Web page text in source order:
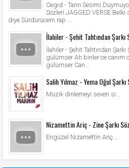
Cegıd - Tanrı Sesimi
Sözleri JAGGED VERSE
diye Sürdürücem rap ...
İlahiler - Şehit Tahtından
İlahiler - Şehit Tahtından
gülümser Ah binler ce canım
gülümser Can...
Salih Yılmaz - Yema Oğul
Müzik dinlemeyi seven si...
Nizamettin Ariç - Zine Şarkı
Engüzel Nizamettin Ariç ...